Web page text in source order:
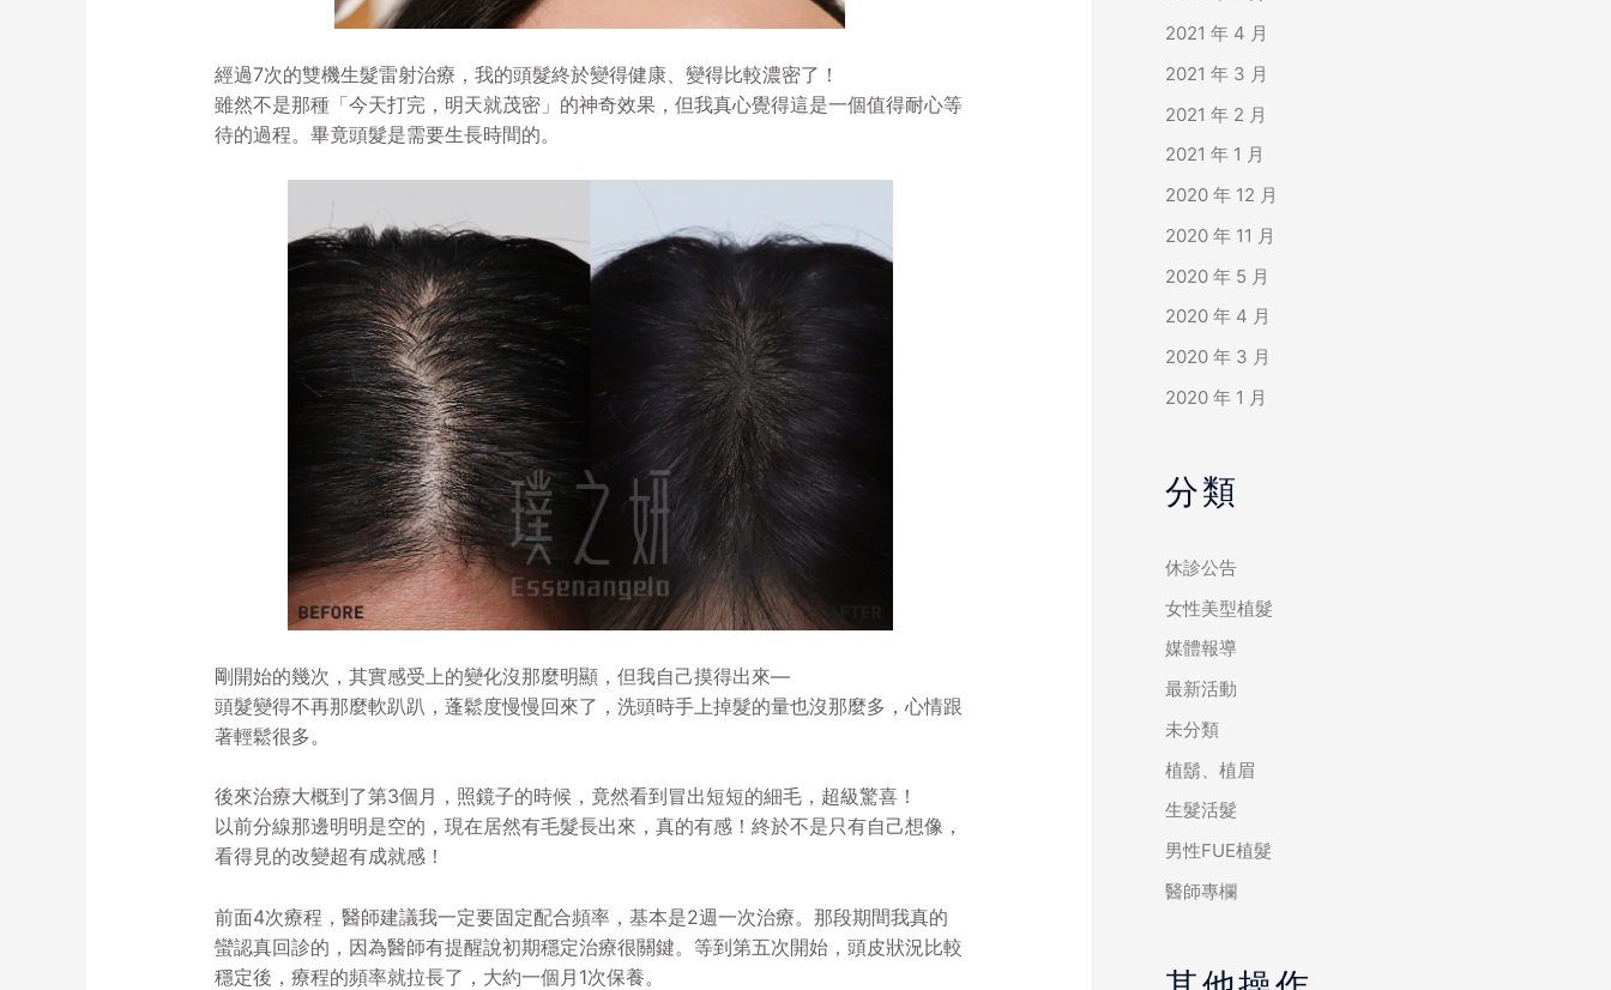
經過7次的雙機生髮雷射治療，我的頭髮終於變得健康、變得比較濃密了！
雖然不是那種「今天打完，明天就茂密」的神奇效果，但我真心覺得這是一個值得耐心等
待的過程。畢竟頭髮是需要生長時間的。
剛開始的幾次，其實感受上的變化沒那麼明顯，但我自己摸得出來—
頭髮變得不再那麼軟趴趴，蓬鬆度慢慢回來了，洗頭時手上掉髮的量也沒那麼多，心情跟
著輕鬆很多。
後來治療大概到了第3個月，照鏡子的時候，竟然看到冒出短短的細毛，超級驚喜！
以前分線那邊明明是空的，現在居然有毛髮長出來，真的有感！終於不是只有自己想像，
看得見的改變超有成就感！
前面4次療程，醫師建議我一定要固定配合頻率，基本是2週一次治療。那段期間我真的
蠻認真回診的，因為醫師有提醒說初期穩定治療很關鍵。等到第五次開始，頭皮狀況比較
穩定後，療程的頻率就拉長了，大約一個月1次保養。
2021 年 4 月
2021 年 3 月
2021 年 2 月
2021 年 1 月
2020 年 12 月
2020 年 11 月
2020 年 5 月
2020 年 4 月
2020 年 3 月
2020 年 1 月
分類
休診公告
女性美型植髮
媒體報導
最新活動
未分類
植鬍、植眉
生髮活髮
男性FUE植髮
醫師專欄